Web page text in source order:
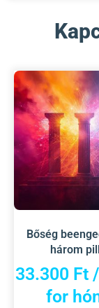
Bőség
három
33.300 Ft
for